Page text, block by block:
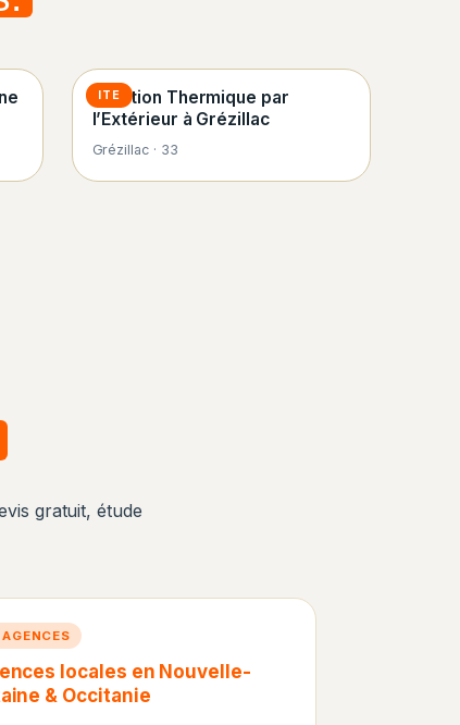
ITE
Isolation Thermique par
l’Extérieur à Grézillac
Grézillac · 33
gratuit, étude
locales en Nouvelle-
& Occitanie